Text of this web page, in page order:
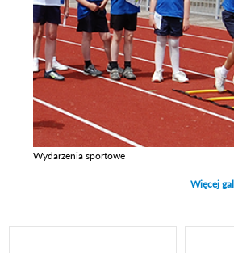
Wydarzenia sportowe
Więcej